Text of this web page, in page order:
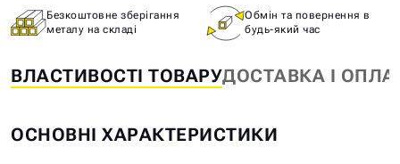
Безкоштовне зберігання
металу на складі
Обмін та повернення в
будь-який час
ВЛАСТИВОСТІ ТОВАРУДОСТАВКА І
ОСНОВНІ ХАРАКТЕРИСТИКИ